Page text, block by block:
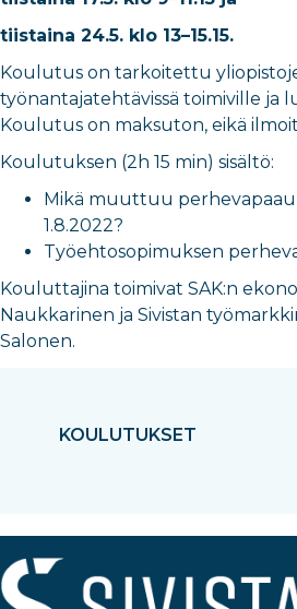
KOULUTUKSET
tiistaina 24.5. klo 13–15.15.
Koulutus on tarkoitettu
työnantajatehtävissä toimiville ja
Koulutus on maksuton, eikä
Koulutuksen (2h 15 min) sisältö:
Mikä muuttuu
1.8.2022?
Työehtosopimuksen
Kouluttajina toimivat SAK:n
Naukkarinen ja Sivistan
Salonen.